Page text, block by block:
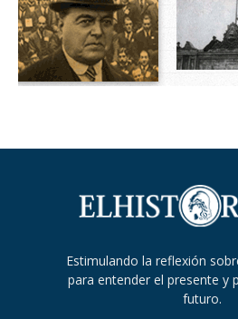
Estimulando la reflexión
para entender el presente y
futuro.